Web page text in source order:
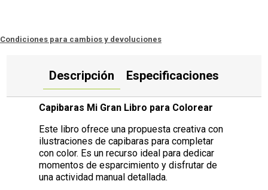
Condiciones para cambios y devoluciones
Descripción Especificaciones
Capibaras Mi Gran Libro para Colorear
Este libro ofrece una propuesta creativa con
ilustraciones de capibaras para completar
con color. Es un recurso ideal para dedicar
momentos de esparcimiento y disfrutar de
una actividad manual detallada.